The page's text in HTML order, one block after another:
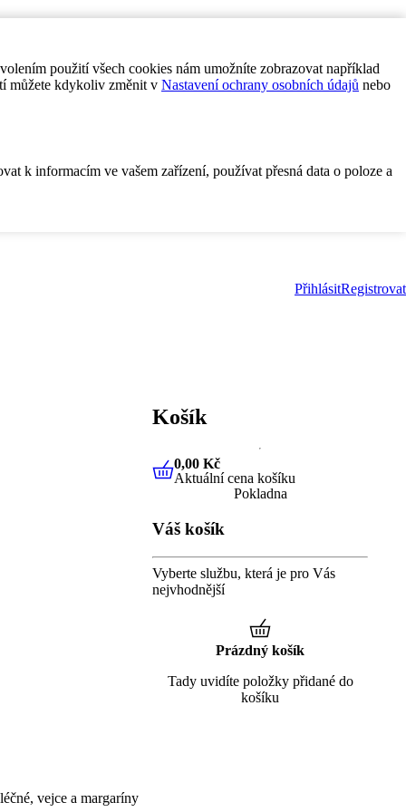
použití všech cookies nám umožníte zobrazovat například
můžete kdykoliv změnit v Nastavení ochrany osobních údajů nebo
k informacím ve vašem zařízení, používat přesná data o poloze a
PřihlásitRegistrovat
vejce a margaríny
Košík
0,00 KčAktuální cena košíku
0,00 Kč
Aktuální cena košíku
Pokladna
Váš košík
Vyberte službu, která je pro Vás
nejvhodnější
Prázdný košík
Tady uvidíte položky přidané do
košíku